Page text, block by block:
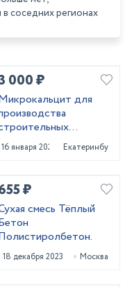
соседних регионах
000 ₽
для
материалов
16 января 2022 Екатеринбург
₽
смесь Тёплый
18 декабря 2023 Москва